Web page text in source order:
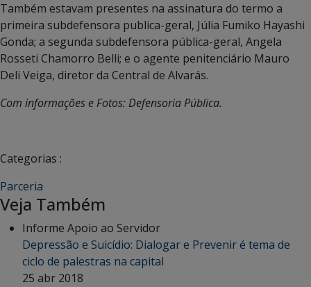
Também estavam presentes na assinatura do termo a
primeira subdefensora publica-geral, Júlia Fumiko Hayashi
Gonda; a segunda subdefensora pública-geral, Angela
Rosseti Chamorro Belli; e o agente penitenciário Mauro
Deli Veiga, diretor da Central de Alvarás.
Com informações e Fotos: Defensoria Pública.
Categorias :
Parceria
Veja Também
Informe Apoio ao Servidor
Depressão e Suicídio: Dialogar e Prevenir é tema de
ciclo de palestras na capital
25 abr 2018